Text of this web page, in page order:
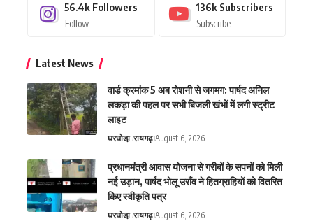
56.4k Followers
Follow
136k Subscribers
Subscribe
Latest News
वार्ड क्रमांक 5 अब रोशनी से जगमग: पार्षद अनिल
लकड़ा की पहल पर सभी बिजली खंभों में लगी स्ट्रीट
लाइट
घरघोडा़ रायगढ़ August 6, 2026
प्रधानमंत्री आवास योजना से गरीबों के सपनों को मिली
नई उड़ान, पार्षद भोलू उराँव ने हितग्राहियों को वितरित
किए स्वीकृति पत्र
घरघोडा़ रायगढ़ August 6, 2026